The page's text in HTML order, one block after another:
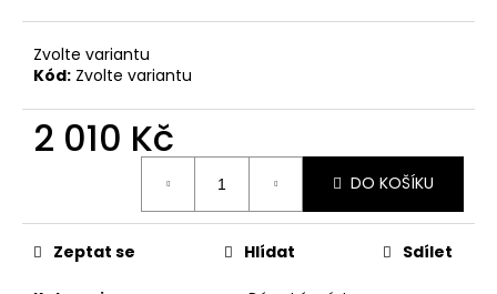
Zvolte variantu
Kód: Zvolte variantu
2 010 Kč
DO KOŠÍKU
Zeptat se Hlídat Sdílet